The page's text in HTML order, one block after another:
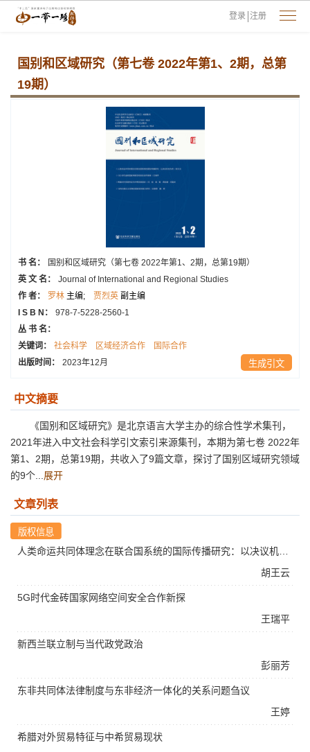
登录 注册
国别和区域研究（第七卷 2022年第1、2期，总第
19期）
书 名：
国别和区域研究（第七卷 2022年第1、2期，总第19期）
英 文 名：
Journal of International and Regional Studies
作 者：
罗林 主编; 贾烈英 副主编
I S B N：
978-7-5228-2560-1
丛 书 名：
关键词：
社会科学 区域经济合作
国际合作
出版时间：
2023年12月 生成引文
中文摘要
《国别和区域研究》是北京语言大学主办的综合性学术集刊，
2021年进入中文社会科学引文索引来源集刊，本期为第七卷 2022年
第1、2期，总第19期，共收入了9篇文章，探讨了国别区域研究领域
的9个... 展开
文章列表
胡王云
王瑞平
5G时代金砖国家网络空间安全合作新探
彭丽芳
新西兰联立制与当代政党政治
王婷
东非共同体法律制度与东非经济一体化的关系问题刍议
希腊对外贸易特征与中希贸易现状